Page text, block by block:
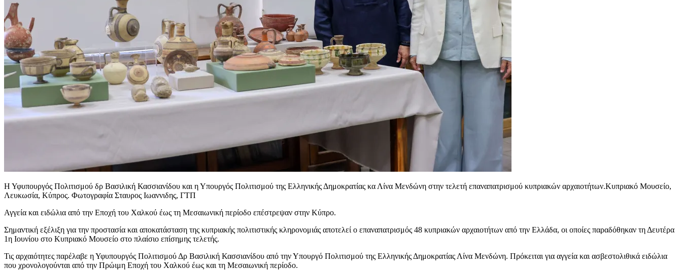
Η Υφυπουργός Πολιτισμού δρ Βασιλική Κασσιανίδου και η Υπουργός Πολιτισμού της Ελληνικής Δημοκρατίας κα Λίνα Μενδώνη στην τελετή επαναπατρισμού κυπριακών αρχαιοτήτων.Κυπριακό Μουσείο,
Λευκωσία, Κύπρος. Φωτογραφία Σταυρος Ιωαννιδης, ΓΤΠ
Αγγεία και ειδώλια από την Εποχή του Χαλκού έως τη Μεσαιωνική περίοδο επέστρεψαν στην Κύπρο.
Σημαντική εξέλιξη για την προστασία και αποκατάσταση της κυπριακής πολιτιστικής κληρονομιάς αποτελεί ο επαναπατρισμός 48 κυπριακών αρχαιοτήτων από την Ελλάδα, οι οποίες παραδόθηκαν τη Δευτέρα
1η Ιουνίου στο Κυπριακό Μουσείο στο πλαίσιο επίσημης τελετής.
Τις αρχαιότητες παρέλαβε η Υφυπουργός Πολιτισμού Δρ Βασιλική Κασσιανίδου από την Υπουργό Πολιτισμού της Ελληνικής Δημοκρατίας Λίνα Μενδώνη. Πρόκειται για αγγεία και ασβεστολιθικά ειδώλια
που χρονολογούνται από την Πρώιμη Εποχή του Χαλκού έως και τη Μεσαιωνική περίοδο.